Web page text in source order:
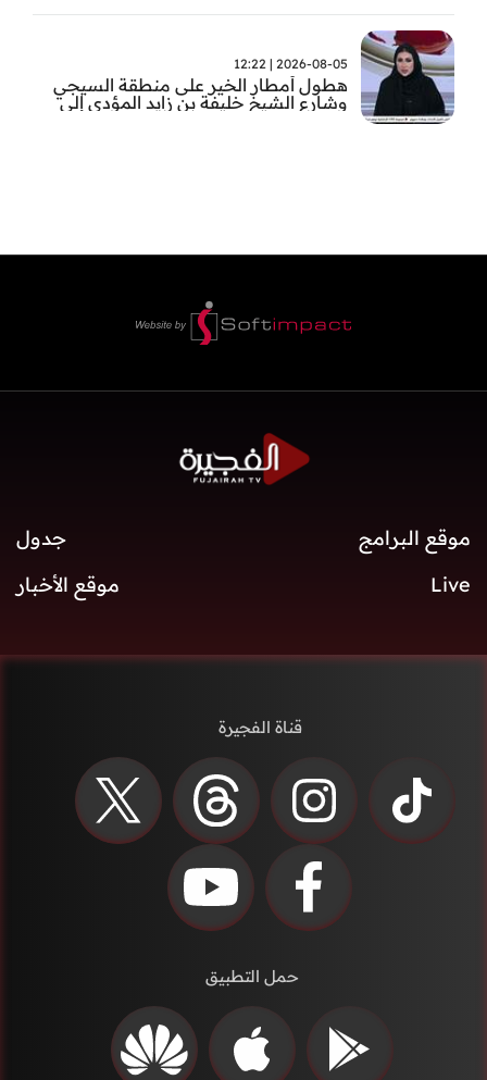
2026-08-05 | 12:22
هطول أمطار الخير على منطقة السيجي
وشارع الشيخ خليفة بن زايد المؤدي إلى
موقع البرامج
جدول
Live
موقع الأخبار
قناة الفجيرة
حمل التطبيق